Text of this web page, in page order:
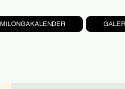
MILONGAKALENDER